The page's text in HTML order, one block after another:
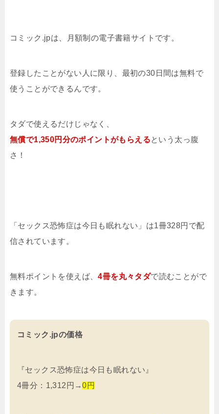
コミック.jpは、月額制の電子書籍サイトです。
登録したことがない人に限り、最初の30日間は無料で
使うことができるんです。
タダで使えるだけじゃなく、
無償で1,350円分のポイントがもらえるという太っ腹
さ！
「セックス恐怖症は今日も眠れない」は1冊328円で配
信されています。
無料ポイントを使えば、4冊を丸々タダで読むことがで
きます。
コミック.jpの価格
『セックス恐怖症は今日も眠れない』
4冊分：1,312円→0円